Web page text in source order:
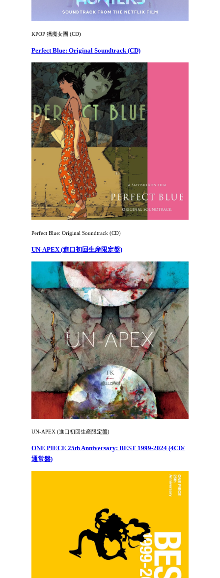
KPOP 獵魔女團 (CD)
Perfect Blue: Original Soundtrack (CD)
Perfect Blue: Original Soundtrack (CD)
UN-APEX (進口初回生産限定盤)
UN-APEX (進口初回生産限定盤)
ONE PIECE 25th Anniversary: BEST 1999-2024 (4CD/
通常盤)